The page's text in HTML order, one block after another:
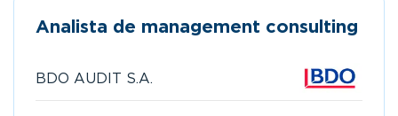
Analista de management consulting
BDO AUDIT S.A.